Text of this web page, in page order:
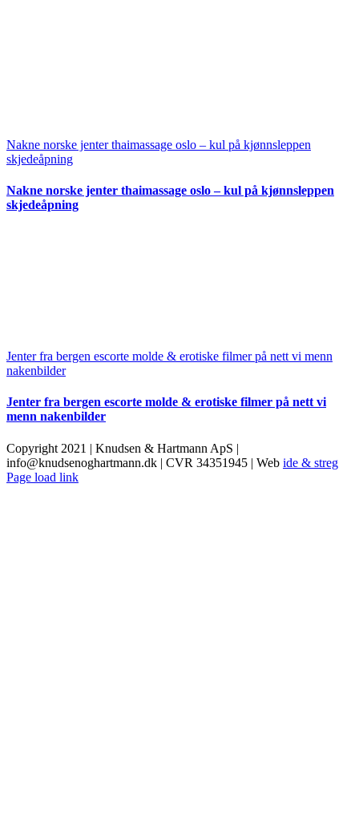
Nakne norske jenter thaimassage oslo – kul på kjønnsleppen
skjedeåpning
Nakne norske jenter thaimassage oslo – kul på kjønnsleppen
skjedeåpning
Jenter fra bergen escorte molde & erotiske filmer på nett vi menn
nakenbilder
Jenter fra bergen escorte molde & erotiske filmer på nett vi
menn nakenbilder
Copyright 2021 | Knudsen & Hartmann ApS |
info@knudsenoghartmann.dk | CVR 34351945 | Web ide & streg
Facebook
Page load link